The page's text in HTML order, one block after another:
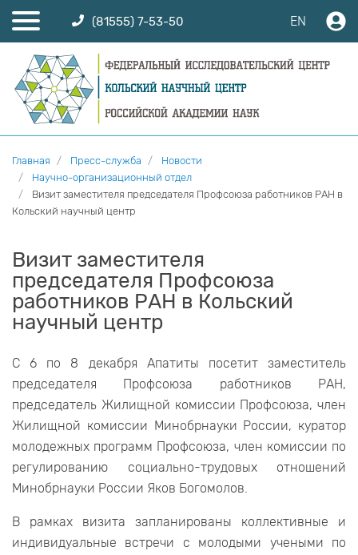
(81555) 7-53-50 EN
Главная Пресс-служба
Новости
Научно-организационный отдел
Визит заместителя председателя Профсоюза работников РАН в
Кольский научный центр
Визит заместителя
председателя Профсоюза
работников РАН в Кольский
научный центр
С 6 по 8 декабря Апатиты посетит заместитель
председателя Профсоюза работников РАН,
председатель Жилищной комиссии Профсоюза, член
Жилищной комиссии Минобрнауки России, куратор
молодежных программ Профсоюза, член комиссии по
регулированию социально-трудовых отношений
Минобрнауки России Яков Богомолов.
В рамках визита запланированы коллективные и
индивидуальные встречи с молодыми учеными по